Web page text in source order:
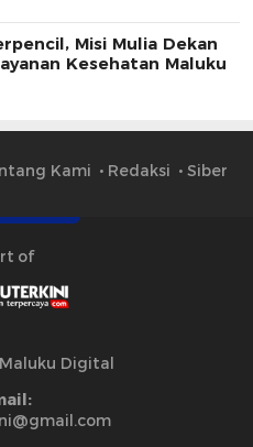
Misi Mulia Dekan
Kesehatan Maluku
Kami Redaksi Siber
of
Digital